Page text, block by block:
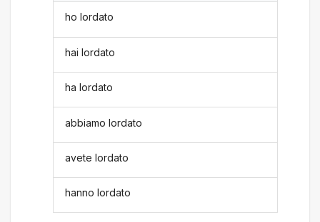
ho lordato
hai lordato
ha lordato
abbiamo lordato
avete lordato
hanno lordato